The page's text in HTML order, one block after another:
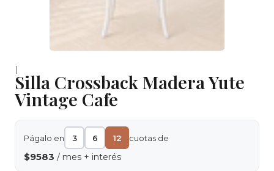
|
Silla Crossback Madera Yute
Vintage Cafe
Págalo en 3 6 12 cuotas de
$9583 / mes + interés